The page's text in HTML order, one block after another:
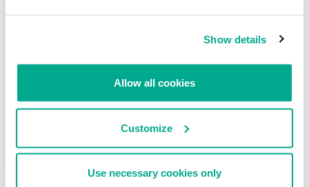
Show details
Allow all cookies
Customize
Use necessary cookies only
{
Después de definir el país y, por lo tanto, el número y texto del
mensaje, el troyano procede a enviar 4 mensajes SMS mediante el
El SMSReceiver.class esconde los mensajes SMS entrantes desde